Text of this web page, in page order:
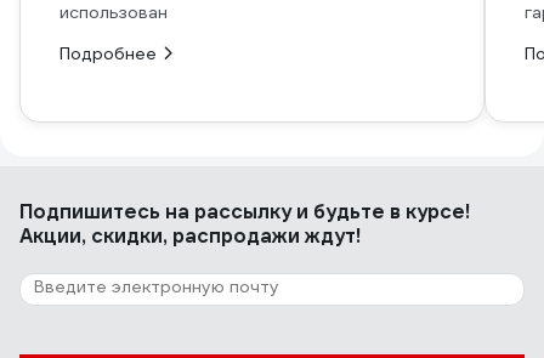
использован
Подробнее
Подпишитесь на рассылкуи будьте в курсе!
Акции, скидки, распродажи ждут!